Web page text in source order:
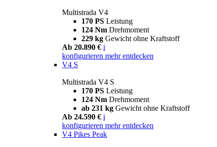
Multistrada V4
170 PS Leistung
124 Nm Drehmoment
229 kg Gewicht ohne Kraftstoff
Ab 20.890 € i
konfigurieren mehr entdecken
V4 S
Multistrada V4 S
170 PS Leistung
124 Nm Drehmoment
ab 231 kg Gewicht ohne Kraftstoff
Ab 24.590 € i
konfigurieren mehr entdecken
V4 Pikes Peak